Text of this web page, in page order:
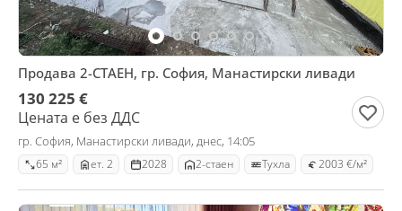
Продава 2-СТАЕН, гр. София, Манастирски ливади
130 225 €
Цената е без ДДС
гр. София, Манастирски ливади, днес, 14:05
65 м² ет. 2 2028 2-стаен Тухла 2003 €/м²